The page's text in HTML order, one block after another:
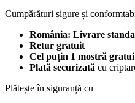
Cumpărături sigure și
România: Livrare
Retur gratuit
Cel puțin 1 mostră
Plată securizată cu
Plătește în siguranță cu